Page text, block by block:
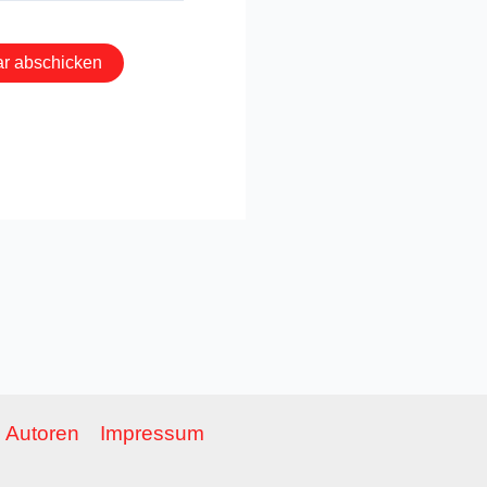
Autoren
Impressum